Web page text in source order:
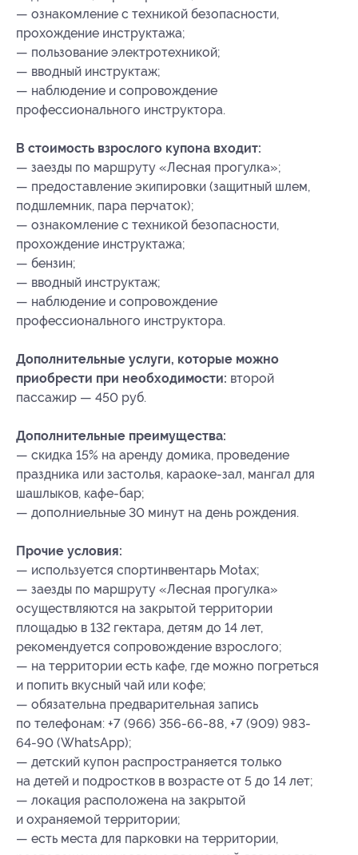
— ознакомление с техникой безопасности,
прохождение инструктажа;
— пользование электротехникой;
— вводный инструктаж;
— наблюдение и сопровождение
профессионального инструктора.
В стоимость взрослого купона входит:
— заезды по маршруту «Лесная прогулка»;
— предоставление экипировки (защитный шлем,
подшлемник, пара перчаток);
— ознакомление с техникой безопасности,
прохождение инструктажа;
— бензин;
— вводный инструктаж;
— наблюдение и сопровождение
профессионального инструктора.
Дополнительные услуги, которые можно
приобрести при необходимости: второй
пассажир — 450 руб.
Дополнительные преимущества:
— скидка 15% на аренду домика, проведение
праздника или застолья, караоке-зал, мангал для
шашлыков, кафе-бар;
— дополниельные 30 минут на день рождения.
Прочие условия:
— используется спортинвентарь Мotax;
— заезды по маршруту «Лесная прогулка»
осуществляются на закрытой территории
площадью в 132 гектара, детям до 14 лет,
рекомендуется сопровождение взрослого;
— на территории есть кафе, где можно погреться
и попить вкусный чай или кофе;
— обязательна предварительная запись
по телефонам: +7 (966) 356-66-88, +7 (909) 983-
64-90 (WhatsApp);
— детский купон распространяется только
на детей и подростков в возрасте от 5 до 14 лет;
— локация расположена на закрытой
и охраняемой территории;
— есть места для парковки на территории,